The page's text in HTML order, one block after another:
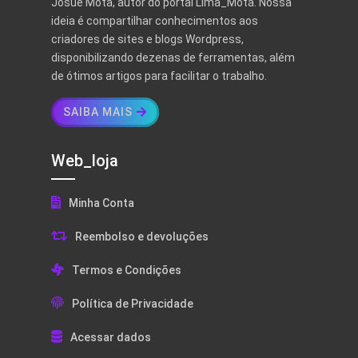
ideia é compartilhar conhecimentos aos
criadores de sites e blogs Wordpress,
disponibilizando dezenas de ferramentas, além
de ótimos artigos para facilitar o trabalho.
SAIBA MAIS
Web_loja
Minha Conta
Reembolso e devoluções
Termos e Condições
Política de Privacidade
Acessar dados